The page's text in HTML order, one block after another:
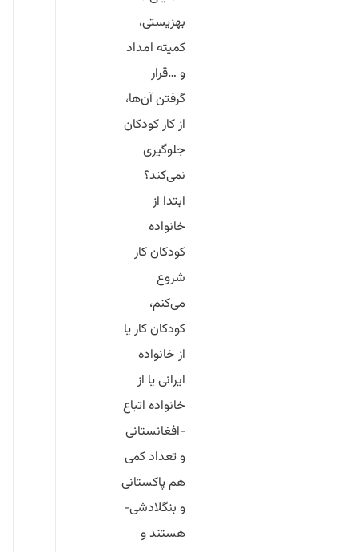
بهزیستی،
کمیته امداد
و …قرار
گرفتن آن‌ها،
از کار کودکان
جلوگیری
نمی‌کند؟
ابتدا از
خانواده
کودکان کار
شروع
می‌کنم،
کودکان کار یا
از خانواده
ایرانی یا از
خانواده اتباع
-افغانستانی
و تعداد کمی
هم پاکستانی
و بنگلادشی-
هستند و